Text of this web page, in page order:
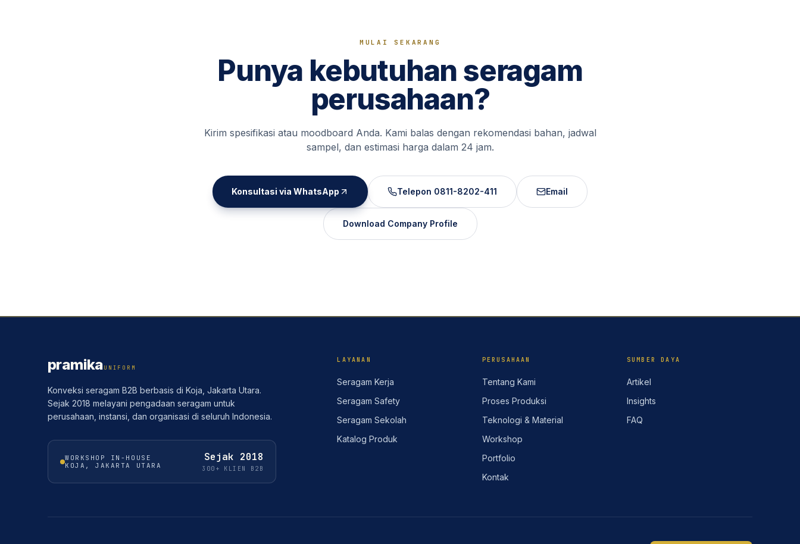
MULAI SEKARANG
Punya kebutuhan seragam
perusahaan?
Kirim spesifikasi atau moodboard Anda. Kami balas dengan rekomendasi bahan, jadwal
sampel, dan estimasi harga dalam 24 jam.
Konsultasi via WhatsApp Telepon 0811-8202-411 Email
Download Company Profile
pramikaUNIFORM
Konveksi seragam B2B berbasis di Koja, Jakarta Utara.
Sejak 2018 melayani pengadaan seragam untuk
perusahaan, instansi, dan organisasi di seluruh Indonesia.
WORKSHOP IN-HOUSE
KOJA, JAKARTA UTARA
Sejak 2018
300+ KLIEN B2B
LAYANAN
Seragam Kerja
Seragam Safety
Seragam Sekolah
Katalog Produk
PERUSAHAAN
Tentang Kami
Proses Produksi
Teknologi & Material
Workshop
Portfolio
Kontak
SUMBER DAYA
Artikel
Insights
FAQ